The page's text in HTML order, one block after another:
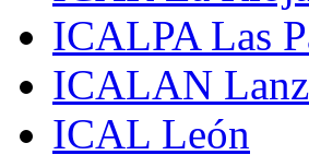
ICALPA Las
ICALAN
ICAL León